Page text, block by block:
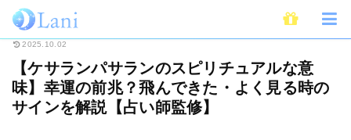
ホーム スピリチュアル 【ケサランパサランのスピリチュアルな意味】幸
2025.10.02
【ケサランパサランのスピリチュアルな意
味】幸運の前兆？飛んできた・よく見る時の
サインを解説【占い師監修】